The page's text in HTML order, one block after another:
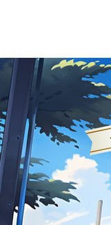
『全日本大
ー選出のお